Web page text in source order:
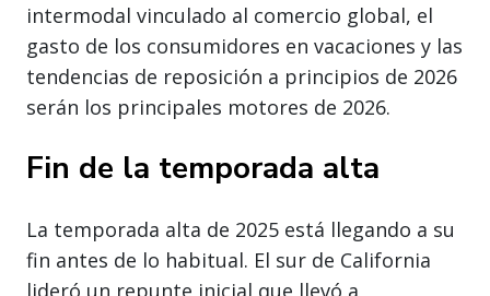
intermodal vinculado al comercio global, el
gasto de los consumidores en vacaciones y las
tendencias de reposición a principios de 2026
serán los principales motores de 2026.
Fin de la temporada alta
La temporada alta de 2025 está llegando a su
fin antes de lo habitual. El sur de California
lideró un repunte inicial que llevó a